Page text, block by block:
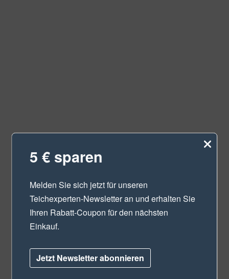
5 € sparen
Melden Sie sich jetzt für unseren
Teichexperten-Newsletteran und erhalten Sie
Ihren Rabatt-Coupon für den nächsten
Einkauf.
Jetzt Newsletter abonnieren